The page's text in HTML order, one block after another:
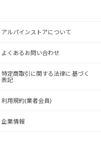
アルパインストアについて
よくあるお問い合わせ
特定商取引に関する法律に 基づく
表記
利用規約(業者会員)
企業情報